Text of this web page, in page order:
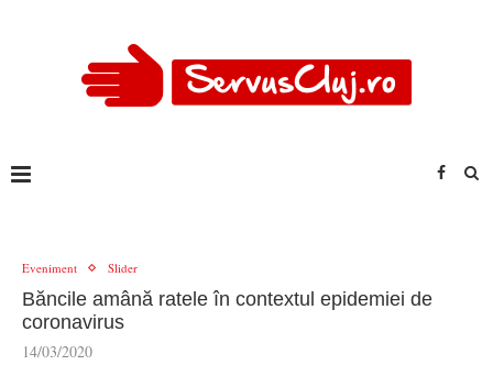
Eveniment Slider
Băncile amână ratele în contextul epidemiei de
coronavirus
14/03/2020